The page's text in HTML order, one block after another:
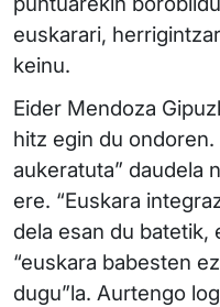
euskarari,
keinu.
Eider Mendoza
hitz egin du
aukeratuta” daudela
ere. “Euskara
dela esan du batetik,
“euskara babesten
dugu”la. Aurtengo